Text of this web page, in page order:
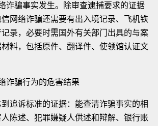
诈骗事实发生。除审查逮捕要求的证据
网络诈骗还需要有出入境记录、飞机铁
录，必要时需国外有关部门出具的与案
料，包括原件、翻译件、使领馆认证文
诈骗行为的危害结果
追诉标准的证据：能查清诈骗事实的相
陈述、犯罪嫌疑人供述和辩解、银行账